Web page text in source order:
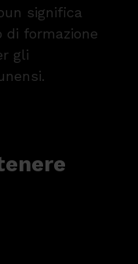
significa
di formazione
gli